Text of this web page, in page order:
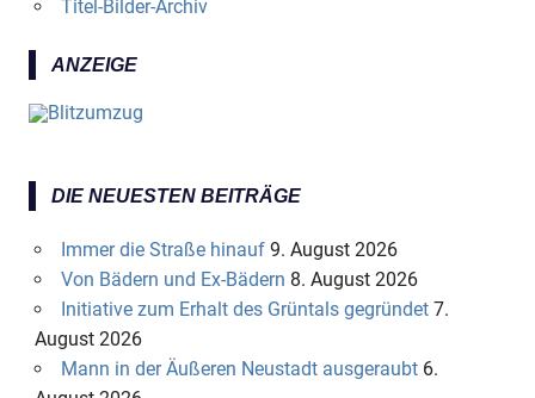
Titel-Bilder-Archiv
ANZEIGE
DIE NEUESTEN BEITRÄGE
Immer die Straße hinauf 9. August 2026
Von Bädern und Ex-Bädern 8. August 2026
Initiative zum Erhalt des Grüntals gegründet 7.
August 2026
Mann in der Äußeren Neustadt ausgeraubt 6.